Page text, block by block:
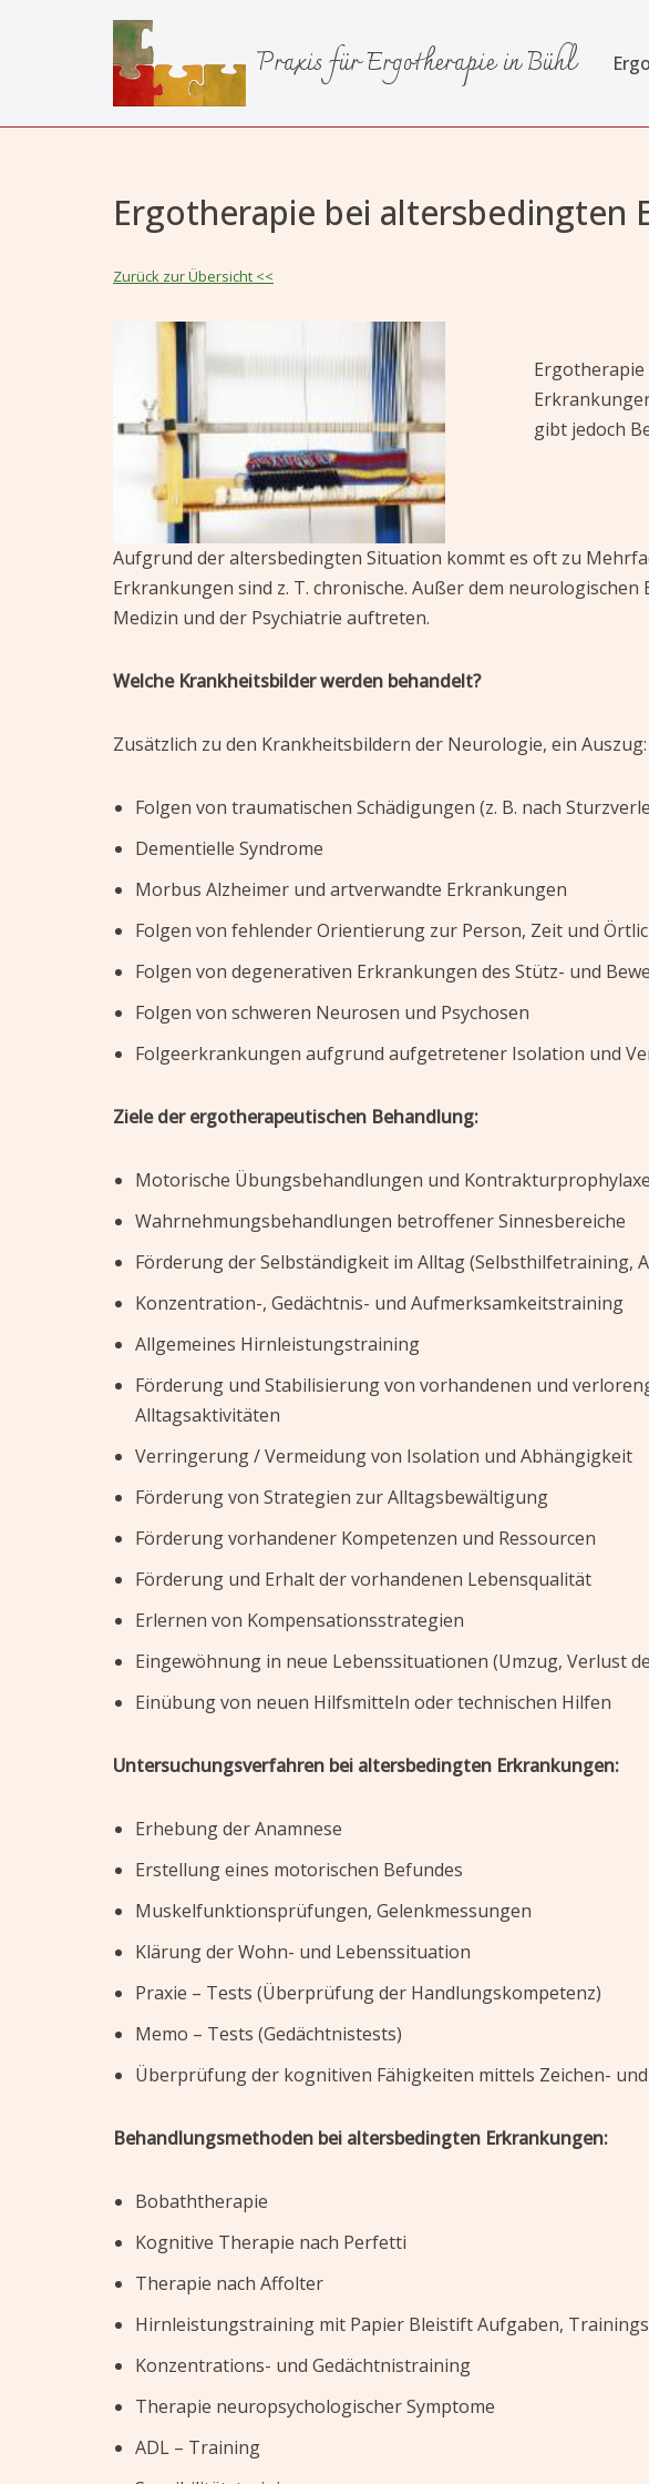
springen
Praxis für Ergotherapie in Bühl
Ergotherapie bei altersbedingten
Zurück zur Übersicht <<
gibt jedoch
Aufgrund der altersbedingten Situation kommt es oft zu
Erkrankungen sind z. T. chronische. Außer dem
Medizin und der Psychiatrie auftreten.
Welche Krankheitsbilder werden behandelt?
Zusätzlich zu den Krankheitsbildern der Neurologie, ein Auszug:
Folgen von traumatischen Schädigungen (z. B. nach
Dementielle Syndrome
Morbus Alzheimer und artverwandte Erkrankungen
Folgen von fehlender Orientierung zur Person, Zeit und
Folgen von degenerativen Erkrankungen des Stütz- und
Folgen von schweren Neurosen und Psychosen
Folgeerkrankungen aufgrund aufgetretener Isolation und
Ziele der ergotherapeutischen Behandlung:
Motorische Übungsbehandlungen und Kontrakturprophylaxe
Wahrnehmungsbehandlungen betroffener Sinnesbereiche
Förderung der Selbständigkeit im Alltag (Selbsthilfetraining,
Konzentration-, Gedächtnis- und Aufmerksamkeitstraining
Allgemeines Hirnleistungstraining
Förderung und Stabilisierung von vorhandenen und
Alltagsaktivitäten
Verringerung / Vermeidung von Isolation und Abhängigkeit
Förderung von Strategien zur Alltagsbewältigung
Förderung vorhandener Kompetenzen und Ressourcen
Förderung und Erhalt der vorhandenen Lebensqualität
Erlernen von Kompensationsstrategien
Eingewöhnung in neue Lebenssituationen (Umzug, Verlust
Einübung von neuen Hilfsmitteln oder technischen Hilfen
Untersuchungsverfahren bei altersbedingten Erkrankungen:
Erhebung der Anamnese
Erstellung eines motorischen Befundes
Muskelfunktionsprüfungen, Gelenkmessungen
Klärung der Wohn- und Lebenssituation
Praxie – Tests (Überprüfung der Handlungskompetenz)
Memo – Tests (Gedächtnistests)
Überprüfung der kognitiven Fähigkeiten mittels Zeichen-
Behandlungsmethoden bei altersbedingten Erkrankungen:
Bobaththerapie
Kognitive Therapie nach Perfetti
Therapie nach Affolter
Hirnleistungstraining mit Papier Bleistift Aufgaben,
Konzentrations- und Gedächtnistraining
Therapie neuropsychologischer Symptome
ADL – Training